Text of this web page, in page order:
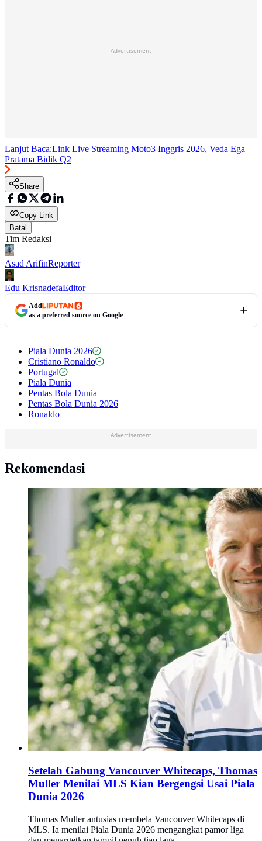
Advertisement
Lanjut Baca:Link Live Streaming Moto3 Inggris 2026, Veda Ega
Pratama Bidik Q2
Share
Copy Link
Batal
Tim Redaksi
Asad ArifinReporter
Edu KrisnadefaEditor
Add
as a preferred source on Google
Piala Dunia 2026
Cristiano Ronaldo
Portugal
Piala Dunia
Pentas Bola Dunia
Pentas Bola Dunia 2026
Ronaldo
Advertisement
Rekomendasi
Setelah Gabung Vancouver Whitecaps, Thomas
Muller Menilai MLS Kian Bergengsi Usai Piala
Dunia 2026
Thomas Muller antusias membela Vancouver Whitecaps di
MLS. Ia menilai Piala Dunia 2026 mengangkat pamor liga